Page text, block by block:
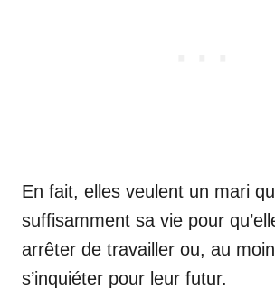
En fait, elles veulent un mari
suffisamment sa vie pour
arrêter de travailler ou, au
s’inquiéter pour leur futur.